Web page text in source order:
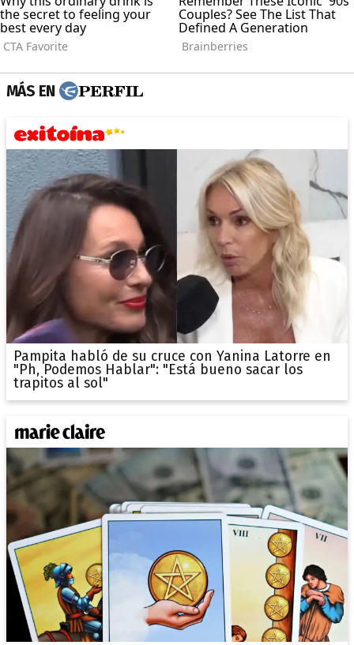
MÁS EN
Pampita habló de su cruce con Yanina Latorre en
"Ph, Podemos Hablar": "Está bueno sacar los
trapitos al sol"